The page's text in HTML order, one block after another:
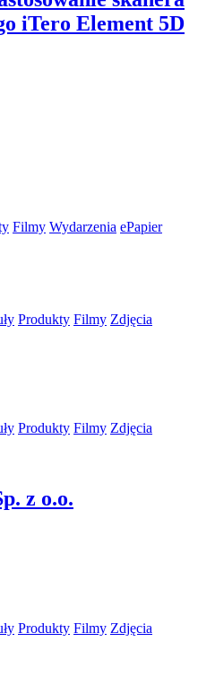
iTero Element 5D
Filmy Wydarzenia ePapier
Produkty Filmy Zdjęcia
Produkty Filmy Zdjęcia
z o.o.
Produkty Filmy Zdjęcia